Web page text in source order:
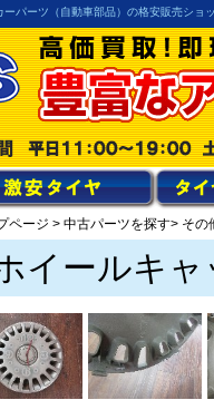
パーツ（自動車部品）の格安販売ショ
ページ > 中古パーツを探す> その
イールキ